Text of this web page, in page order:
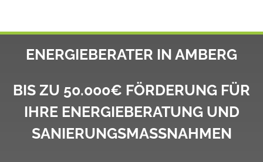
ENERGIEBERATER IN AMBERG
BIS ZU 50.000€ FÖRDERUNG FÜR
IHRE ENERGIEBERATUNG UND
SANIERUNGSMASSNAHMEN